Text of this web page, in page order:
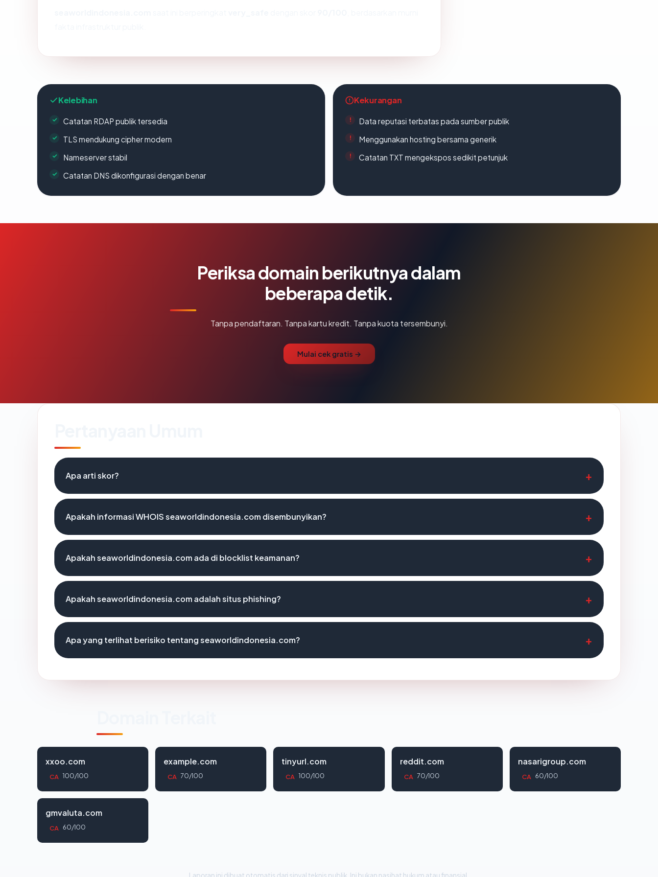
Kelebihan
Catatan RDAP publik tersedia
TLS mendukung cipher modern
Nameserver stabil
Catatan DNS dikonfigurasi dengan benar
Kekurangan
Data reputasi terbatas pada sumber publik
Menggunakan hosting bersama generik
Catatan TXT mengekspos sedikit petunjuk
Periksa domain berikutnya dalam
beberapa detik.
Tanpa pendaftaran. Tanpa kartu kredit. Tanpa kuota tersembunyi.
Mulai cek gratis →
Apa arti skor?
Apakah informasi WHOIS seaworldindonesia.com disembunyikan?
Apakah seaworldindonesia.com ada di blocklist keamanan?
Apakah seaworldindonesia.com adalah situs phishing?
Apa yang terlihat berisiko tentang seaworldindonesia.com?
xxoo.com
CA 100/100
example.com
CA 70/100
tinyurl.com
CA 100/100
reddit.com
CA 70/100
nasarigroup.com
CA 60/100
gmvaluta.com
CA 60/100
Laporan ini dibuat otomatis dari sinyal teknis publik. Ini bukan nasihat hukum atau finansial.